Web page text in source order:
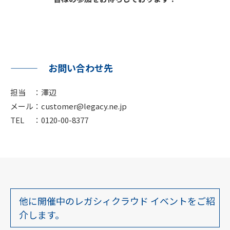
お問い合わせ先
担当 ：澤辺
メール：customer@legacy.ne.jp
TEL ：0120-00-8377
他に開催中のレガシィクラウド イベントをご紹
介します。